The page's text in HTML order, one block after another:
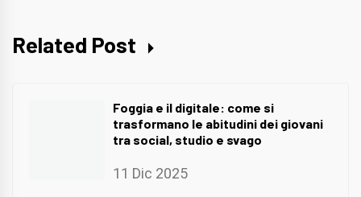
Related Post
Foggia e il digitale: come si
trasformano le abitudini dei giovani
tra social, studio e svago
11 Dic 2025